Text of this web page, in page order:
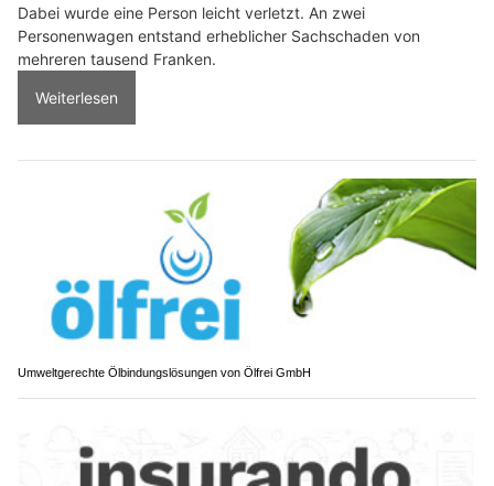
Dabei wurde eine Person leicht verletzt. An zwei
Personenwagen entstand erheblicher Sachschaden von
mehreren tausend Franken.
Weiterlesen
Umweltgerechte Ölbindungslösungen von Ölfrei GmbH